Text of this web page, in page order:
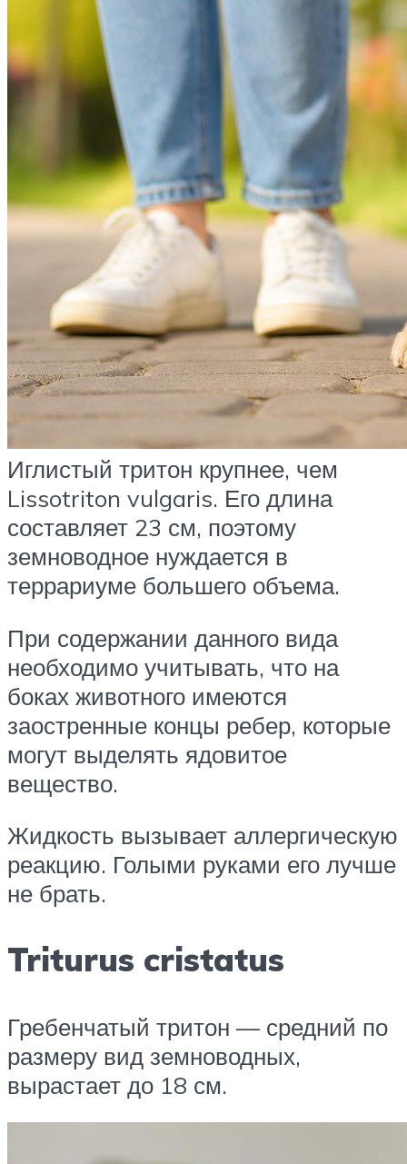
Иглистый тритон крупнее, чем
Lissotriton vulgaris. Его длина
составляет 23 см, поэтому
земноводное нуждается в
террариуме большего объема.
При содержании данного вида
необходимо учитывать, что на
боках животного имеются
заостренные концы ребер, которые
могут выделять ядовитое
вещество.
Жидкость вызывает аллергическую
реакцию. Голыми руками его лучше
не брать.
Triturus cristatus
Гребенчатый тритон — средний по
размеру вид земноводных,
вырастает до 18 см.